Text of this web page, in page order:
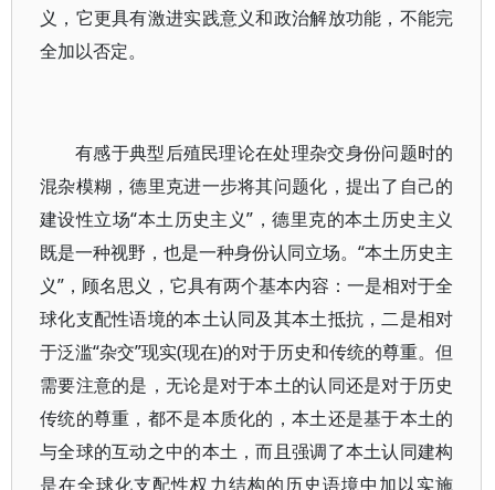
义，它更具有激进实践意义和政治解放功能，不能完
全加以否定。
有感于典型后殖民理论在处理杂交身份问题时的
混杂模糊，德里克进一步将其问题化，提出了自己的
建设性立场“本土历史主义”，德里克的本土历史主义
既是一种视野，也是一种身份认同立场。“本土历史主
义”，顾名思义，它具有两个基本内容：一是相对于全
球化支配性语境的本土认同及其本土抵抗，二是相对
于泛滥“杂交”现实(现在)的对于历史和传统的尊重。但
需要注意的是，无论是对于本土的认同还是对于历史
传统的尊重，都不是本质化的，本土还是基于本土的
与全球的互动之中的本土，而且强调了本土认同建构
是在全球化支配性权力结构的历史语境中加以实施